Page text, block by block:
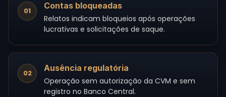
01
Contas bloqueadas
Relatos indicam bloqueios após operações
lucrativas e solicitações de saque.
02
Ausência regulatória
Operação sem autorização da CVM e sem
registro no Banco Central.